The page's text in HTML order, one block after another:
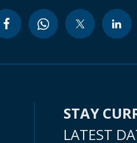
STAY
LATEST